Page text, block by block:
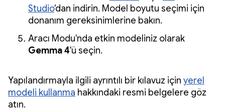
Studio'dan indirin. Model boyutu seçimi için
donanım gereksinimlerine bakın.
Aracı Modu'nda etkin modeliniz olarak
Gemma 4'ü seçin.
Yapılandırmayla ilgili ayrıntılı bir kılavuz için yerel
modeli kullanma hakkındaki resmi belgelere göz
atın.